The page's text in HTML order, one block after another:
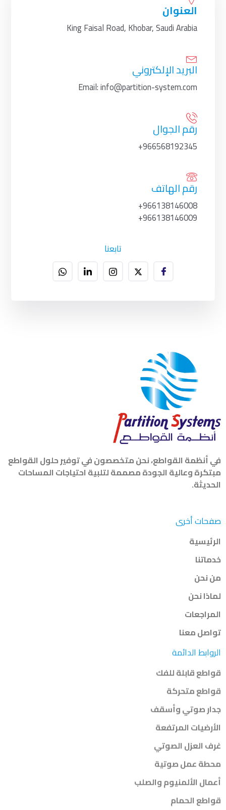
العنوان
King Faisal Road, Khobar, Saudi Arabia
البريد الإلكتروني
Email: info@partition-system.com
رقم الجوال
966568192345+
رقم الهاتف
966138146008+
966138146009+
تابعنا
في أنظمة القواطع، نحن متخصصون في توفير حلول القواطع
مبتكرة وعالية الجودة مصممة لتلبية احتياجات المساحات
الحديثة.
صفحات أخرى
الرئيسية
خدماتنا
من نحن
لماذا نحن
المراجعات
تواصل معنا
الروابط الدائمة
قواطع قابلة للفك
قواطع متحركة
جدار صوتي وأسقف
الأرضيات المرتفعة
غرف العزل الصوتي
محطة عمل صوتية
أعمال الألمنيوم والصلب
قواطع الحمام